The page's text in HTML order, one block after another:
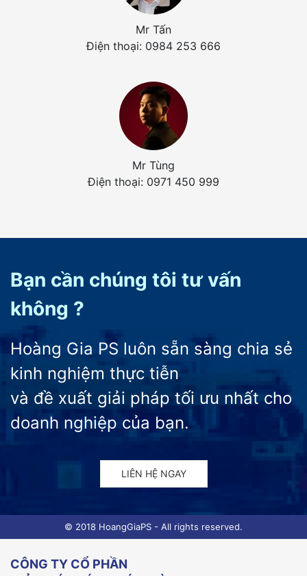
Mr Tấn
Điện thoại: 0984 253 666
Mr Tùng
Điện thoại: 0971 450 999
Bạn cần chúng tôi tư vấn
không ?
Hoàng Gia PS luôn sẵn sàng chia sẻ
kinh nghiệm thực tiễn
và đề xuất giải pháp tối ưu nhất cho
doanh nghiệp của bạn.
LIÊN HỆ NGAY
© 2018 HoangGiaPS - All rights reserved.
CÔNG TY CỔ PHẦN